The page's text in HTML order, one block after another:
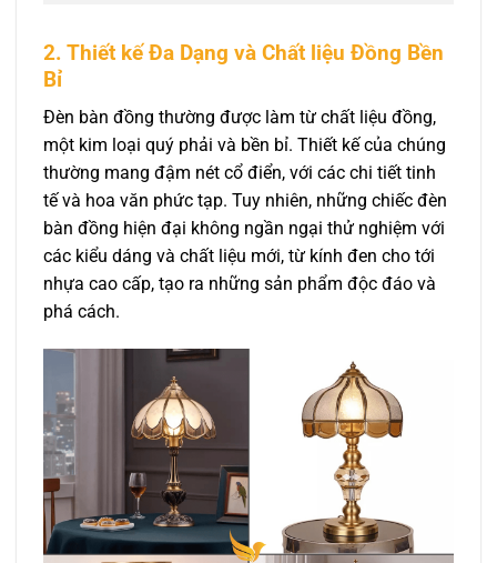
2. Thiết kế Đa Dạng và Chất liệu Đồng Bền
Bỉ
Đèn bàn đồng thường được làm từ chất liệu đồng,
một kim loại quý phải và bền bỉ. Thiết kế của chúng
thường mang đậm nét cổ điển, với các chi tiết tinh
tế và hoa văn phức tạp. Tuy nhiên, những chiếc đèn
bàn đồng hiện đại không ngần ngại thử nghiệm với
các kiểu dáng và chất liệu mới, từ kính đen cho tới
nhựa cao cấp, tạo ra những sản phẩm độc đáo và
phá cách.